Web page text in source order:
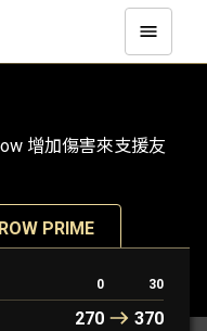
增加傷害來支援友
PRIME
0 30
270
370